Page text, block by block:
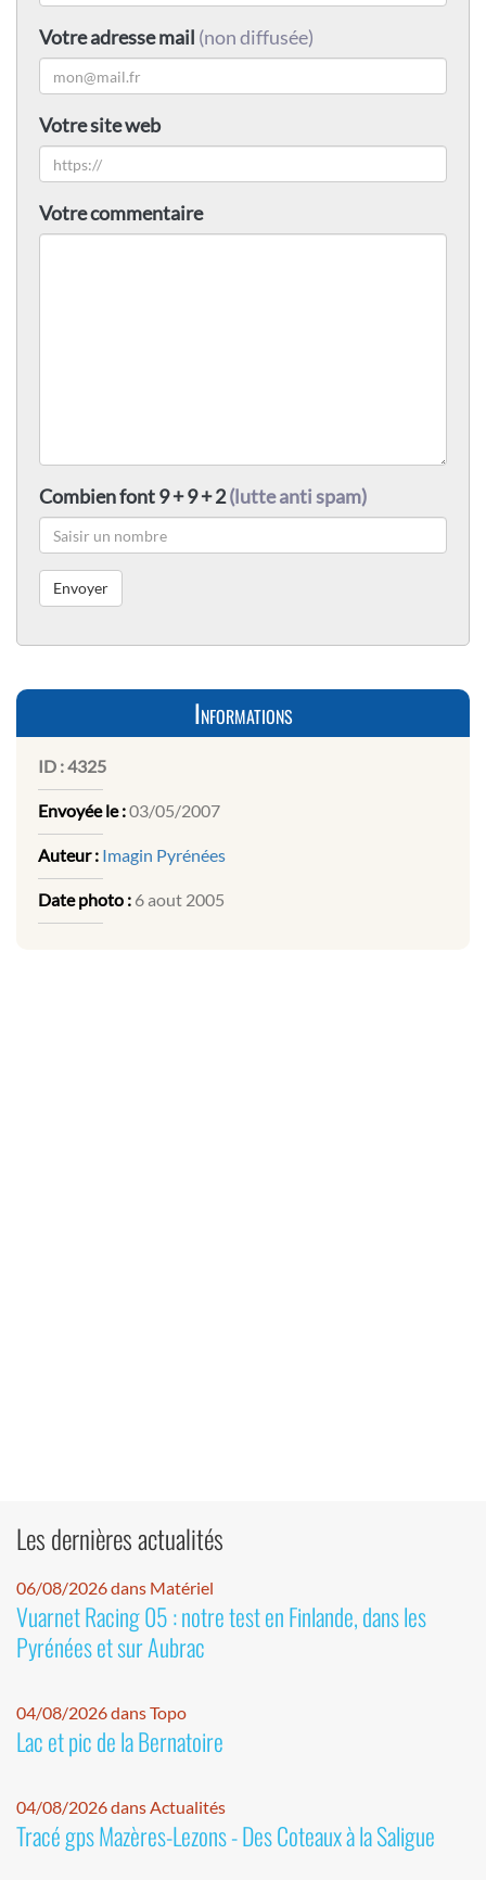
Votre adresse mail (non diffusée)
Votre site web
Votre commentaire
Combien font 9 + 9 + 2(lutte anti spam)
Informations
ID :4325
Envoyée le :03/05/2007
Auteur : Imagin Pyrénées
Date photo : 6 aout 2005
Les dernières actualités
06/08/2026 dans Matériel
Vuarnet Racing 05 : notre test en Finlande, dans les
Pyrénées et sur Aubrac
04/08/2026 dans Topo
Lac et pic de la Bernatoire
04/08/2026 dans Actualités
Tracé gps Mazères-Lezons - Des Coteaux à la Saligue